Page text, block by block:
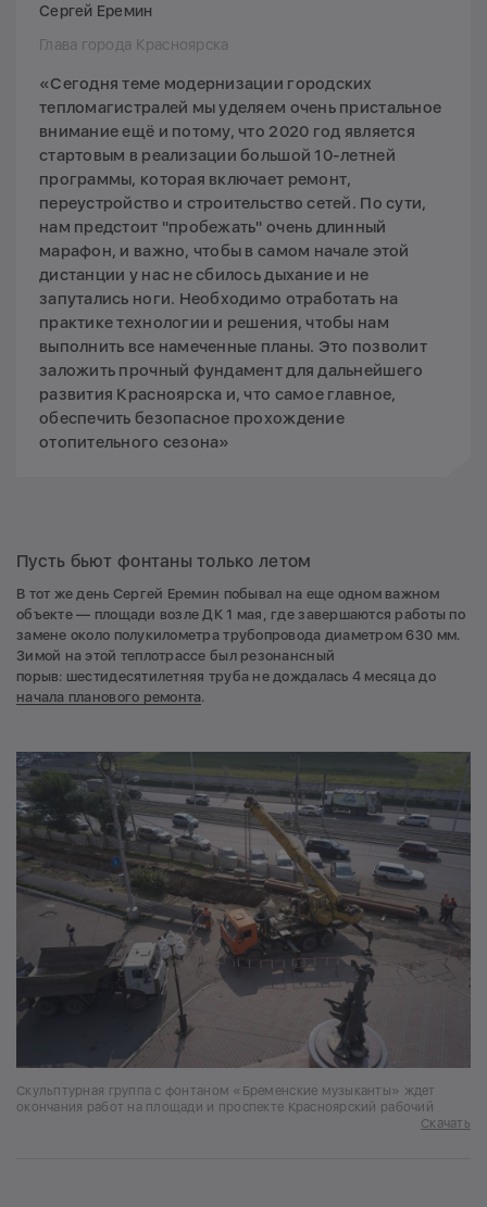
Сергей Еремин
Глава города Красноярска
«Сегодня теме модернизации городских
тепломагистралей мы уделяем очень пристальное
внимание ещё и потому, что 2020 год является
стартовым в реализации большой 10-летней
программы, которая включает ремонт,
переустройство и строительство сетей. По сути,
нам предстоит "пробежать" очень длинный
марафон, и важно, чтобы в самом начале этой
дистанции у нас не сбилось дыхание и не
запутались ноги. Необходимо отработать на
практике технологии и решения, чтобы нам
выполнить все намеченные планы. Это позволит
заложить прочный фундамент для дальнейшего
развития Красноярска и, что самое главное,
обеспечить безопасное прохождение
отопительного сезона»
Пусть бьют фонтаны только летом
В тот же день Сергей Еремин побывал на еще одном важном
объекте — площади возле ДК 1 мая, где завершаются работы по
замене около полукилометра трубопровода диаметром 630 мм.
Зимой на этой теплотрассе был резонансный
порыв: шестидесятилетняя труба не дождалась 4 месяца до
начала планового ремонта.
Скульптурная группа с фонтаном «Бременские музыканты» ждет
окончания работ на площади и проспекте Красноярский рабочий
Скачать